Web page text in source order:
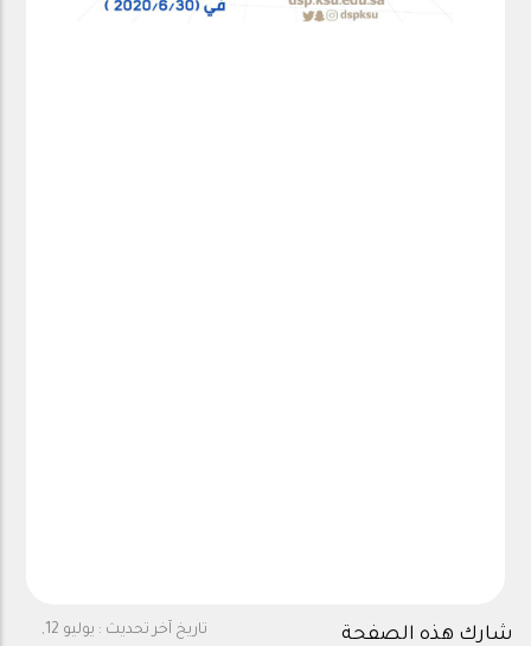
تاريخ آخر تحديث : يوليو 12, شارك هذه الصفحة